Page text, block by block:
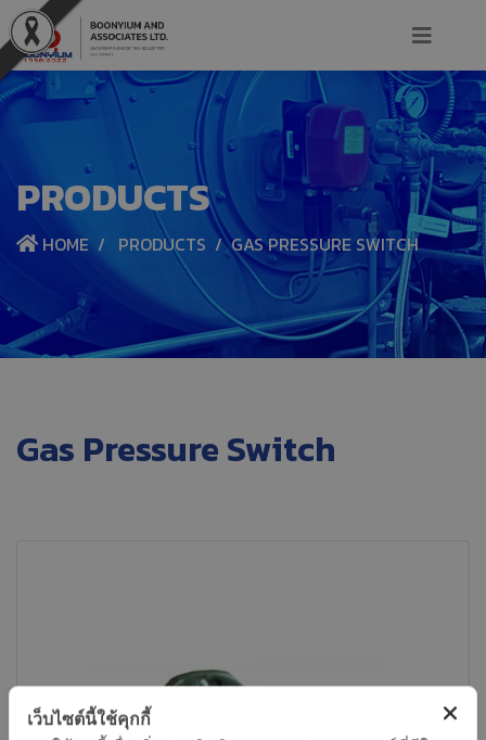
PRODUCTS
HOME PRODUCTS GAS PRESSURE SWITCH
Gas Pressure Switch
เว็บไซต์นี้ใช้คุกกี้